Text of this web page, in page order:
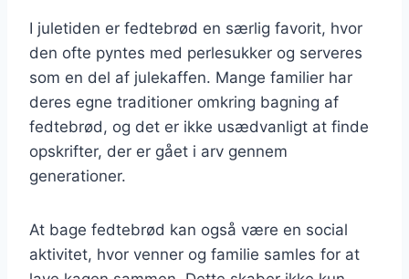
I juletiden er fedtebrød en særlig favorit, hvor
den ofte pyntes med perlesukker og serveres
som en del af julekaffen. Mange familier har
deres egne traditioner omkring bagning af
fedtebrød, og det er ikke usædvanligt at finde
opskrifter, der er gået i arv gennem
generationer.
At bage fedtebrød kan også være en social
aktivitet, hvor venner og familie samles for at